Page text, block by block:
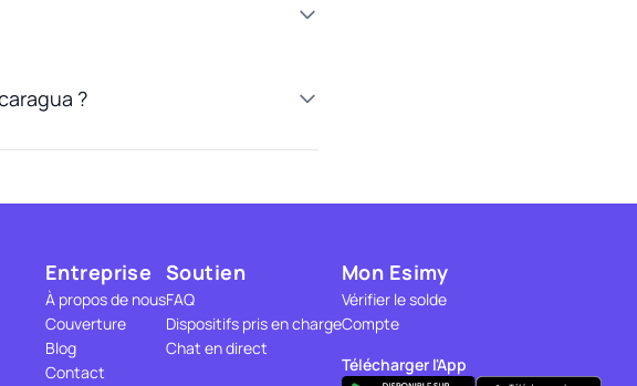
?
Entreprise
À propos de nous
Couverture
Blog
Contact
Soutien
FAQ
Dispositifs pris en charge
Chat en direct
Mon Esimy
Vérifier le solde
Compte
Télécharger l'App